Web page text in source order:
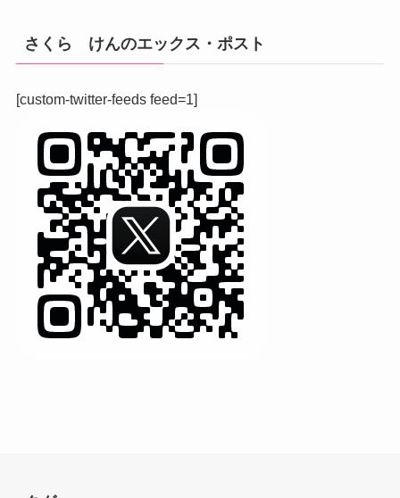
さくら けんのエックス・ポスト
[custom-twitter-feeds feed=1]